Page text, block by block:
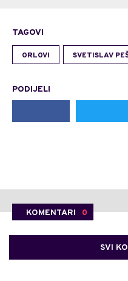
TAGOVI
ORLOVI SVETISLAV
PODIJELI
KOMENTARI 0
SVI